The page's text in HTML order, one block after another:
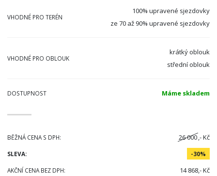
VHODNÉ PRO TERÉN
100% upravené sjezdovky
ze 70 až 90% upravené sjezdovky
VHODNÉ PRO OBLOUK
krátký oblouk
střední oblouk
DOSTUPNOST Máme skladem
BĚŽNÁ CENA S DPH: 26 000,- Kč
SLEVA: -30%
AKČNÍ CENA BEZ DPH: 14 868,- Kč